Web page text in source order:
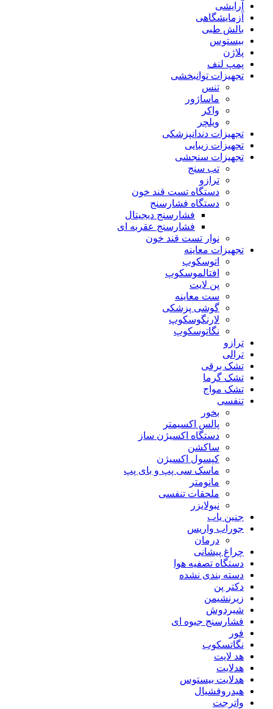
آرایشی
آزمایشگاهی
بالش طبی
بیستوس
پلاژن
پمپ لنف
تجهیزات توانبخشی
تنس
ماساژور
واکر
ویلچر
تجهیزات دندانپزشکی
تجهیزات زیبایی
تجهیزات سنجشی
تب سنج
ترازو
دستگاه تست قند خون
دستگاه فشارسنج
فشارسنج دیجیتال
فشارسنج عقربه ای
نوار تست قند خون
تجهیزات معاینه
اتوسکوپ
افتالموسکوپ
پن لایت
ست معاینه
گوشی پزشکی
لارنگوسکوپ
نگاتوسکوپ
ترازو
ترالی
تشک برقی
تشک گرما
تشک مواج
تنفسی
بخور
پالس اکسیمتر
دستگاه اکسیژن ساز
ساکشن
کپسول اکسیژن
ماسک سی پپ و بای پپ
مانومتر
ملحقات تنفسی
نبولایزر
جنین یاب
جوراب واریس
درمان
چراغ پیشانی
دستگاه تصفیه هوا
دسته بندی نشده
دکتر پن
زیرنشیمن
شیردوش
فشارسنج جیوه ای
فور
نگاتسکوب
هد لایت
هدلایت
هدلایت بیستوس
هیدروفشیال
واترجت